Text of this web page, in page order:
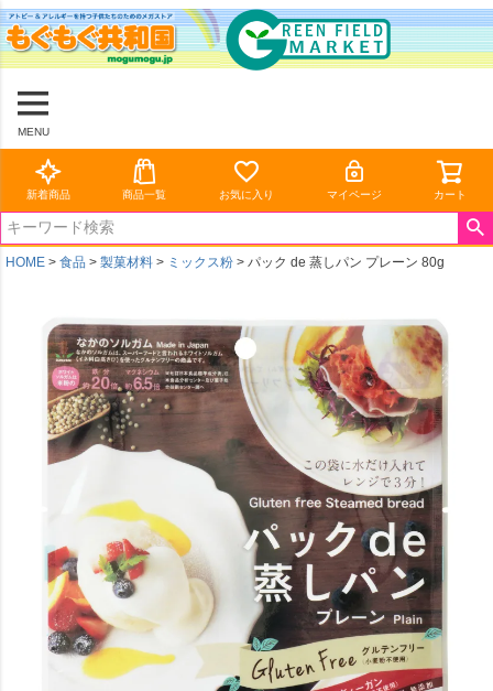
MENU
新着商品 商品一覧 お気に入り マイページ カート
HOME 食品 製菓材料 ミックス粉 パック de 蒸しパン プレーン 80g